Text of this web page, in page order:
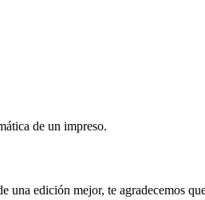
de un impreso.
una edición mejor, te agradecemos